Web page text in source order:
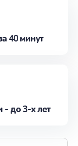
40 минут
- до 3-х лет